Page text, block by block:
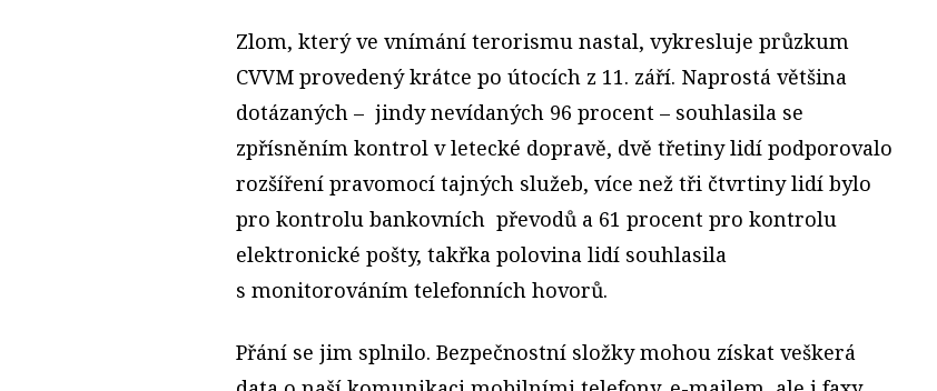
Zlom, který ve vnímání terorismu nastal, vykresluje průzkum
CVVM provedený krátce po útocích z 11. září. Naprostá většina
dotázaných – jindy nevídaných 96 procent – souhlasila se
zpřísněním kontrol v letecké dopravě, dvě třetiny lidí podporovalo
rozšíření pravomocí tajných služeb, více než tři čtvrtiny lidí bylo
pro kontrolu bankovních převodů a 61 procent pro kontrolu
elektronické pošty, takřka polovina lidí souhlasila
s monitorováním telefonních hovorů.
Přání se jim splnilo. Bezpečnostní složky mohou získat veškerá